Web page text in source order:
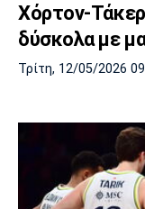
Χόρτον-
δύσκολα με
Τρίτη, 12/05/2026